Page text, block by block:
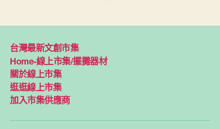
台灣最新文創市集
Home-線上市集/擺攤器材
關於線上市集
逛逛線上市集
加入市集供應商